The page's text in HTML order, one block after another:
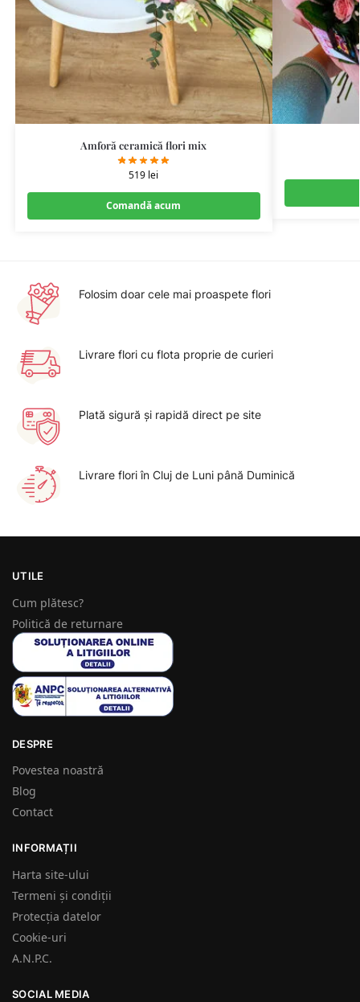
Amforă ceramică flori mix
519 lei
Comandă acum
Folosim doar cele mai proaspete flori
Livrare flori cu flota proprie de curieri
Plată sigură şi rapidă direct pe site
Livrare flori în Cluj de Luni până Duminică
UTILE
Cum plătesc?
Politică de returnare
DESPRE
Povestea noastră
Blog
Contact
INFORMAȚII
Harta site-ului
Termeni și condiții
Protecția datelor
Cookie-uri
A.N.P.C.
SOCIAL MEDIA